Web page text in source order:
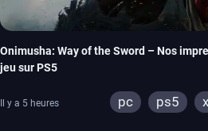
Onimusha: Way of the Sword – Nos
jeu sur PS5
Il y a 5 heures pc ps5